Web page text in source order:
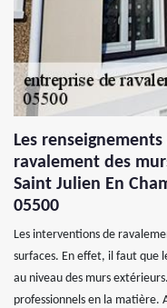
Les
ravalement des
Saint Julien En
05500
Les interventions de
surfaces. En effet, il faut que
au niveau des murs
professionnels en la matière.